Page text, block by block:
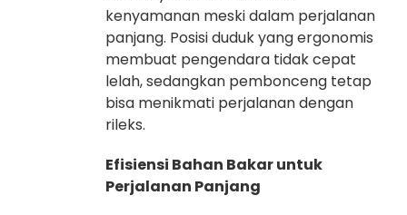
kenyamanan meski dalam perjalanan
panjang. Posisi duduk yang ergonomis
membuat pengendara tidak cepat
lelah, sedangkan pembonceng tetap
bisa menikmati perjalanan dengan
rileks.
Efisiensi Bahan Bakar untuk
Perjalanan Panjang